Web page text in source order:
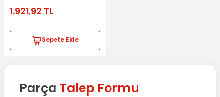
1.921,92 TL
Sepete Ekle
Parça Talep Formu